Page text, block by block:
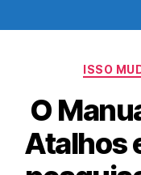
ISSO
O
Atalhos